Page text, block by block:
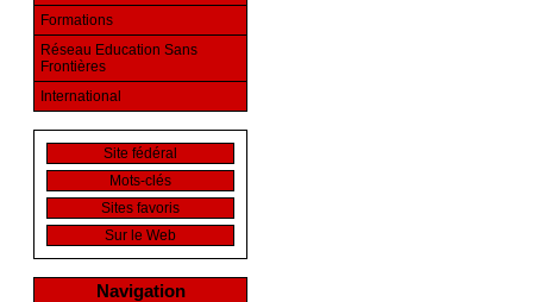
Formations
Réseau Education Sans
Frontières
International
Site fédéral
Mots-clés
Sites favoris
Sur le Web
Navigation